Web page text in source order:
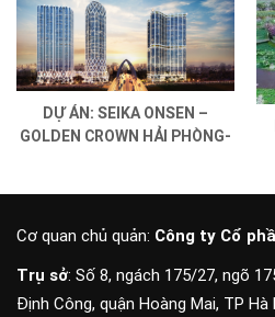
DỰ ÁN: SEIKA ONSEN –
GOLDEN CROWN HẢI PHÒNG-
Cơ quan chủ quản: Công ty Cổ
Trụ sở: Số 8, ngách 175/27, ngõ
Định Công, quận Hoàng Mai, TP Hà